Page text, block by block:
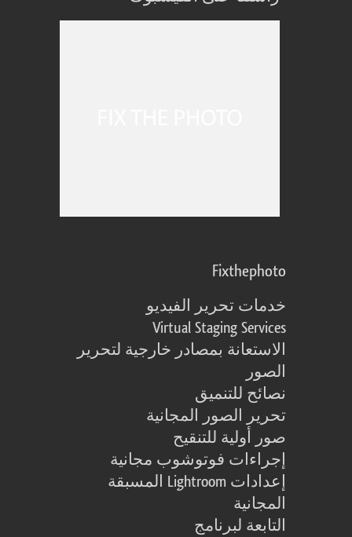
Fixthephoto
خدمات تحرير الفيديو
Virtual Staging Services
الاستعانة بمصادر خارجية لتحرير
الصور
نصائح للتنميق
تحرير الصور المجانية
صور أولية للتنقيح
إجراءات فوتوشوب مجانية
إعدادات Lightroom المسبقة
المجانية
التابعة لبرنامج